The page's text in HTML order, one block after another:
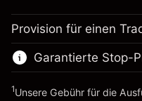
Zur Plattform
Positionsgröße mit
~$5,000.00
Geld aus
Provision für einen
Garantierte Stop-
1Unsere Gebühr für die